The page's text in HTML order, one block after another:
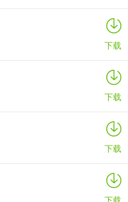
下载
下载
下载
下载